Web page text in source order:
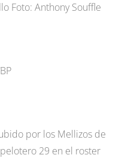
Foto: Anthony Souffle
por los Mellizos de
29 en el roster